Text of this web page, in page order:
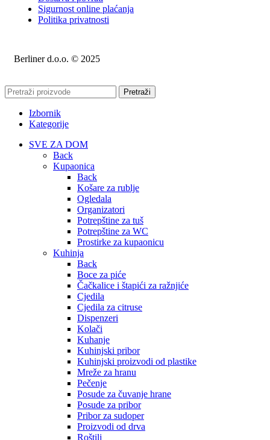
Sigurnost online plaćanja
Politika privatnosti
Berliner d.o.o. © 2025
Pretraži
Izbornik
Kategorije
SVE ZA DOM
Back
Kupaonica
Back
Košare za rublje
Ogledala
Organizatori
Potrepštine za tuš
Potrepštine za WC
Prostirke za kupaonicu
Kuhinja
Back
Boce za piće
Čačkalice i štapići za ražnjiće
Cjedila
Cjedila za citruse
Dispenzeri
Kolači
Kuhanje
Kuhinjski pribor
Kuhinjski proizvodi od plastike
Mreže za hranu
Pečenje
Posude za čuvanje hrane
Posude za pribor
Pribor za sudoper
Proizvodi od drva
Roštilj